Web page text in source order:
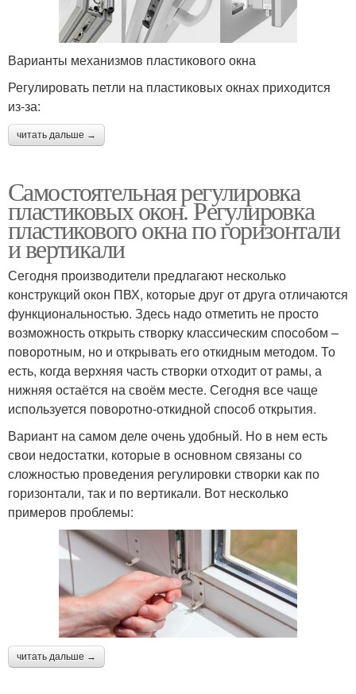
Варианты механизмов пластикового окна
Регулировать петли на пластиковых окнах приходится
из-за:
читать дальше →
Самостоятельная регулировка
пластиковых окон. Регулировка
пластикового окна по горизонтали
и вертикали
Сегодня производители предлагают несколько
конструкций окон ПВХ, которые друг от друга отличаются
функциональностью. Здесь надо отметить не просто
возможность открыть створку классическим способом –
поворотным, но и открывать его откидным методом. То
есть, когда верхняя часть створки отходит от рамы, а
нижняя остаётся на своём месте. Сегодня все чаще
используется поворотно-откидной способ открытия.
Вариант на самом деле очень удобный. Но в нем есть
свои недостатки, которые в основном связаны со
сложностью проведения регулировки створки как по
горизонтали, так и по вертикали. Вот несколько
примеров проблемы:
читать дальше →